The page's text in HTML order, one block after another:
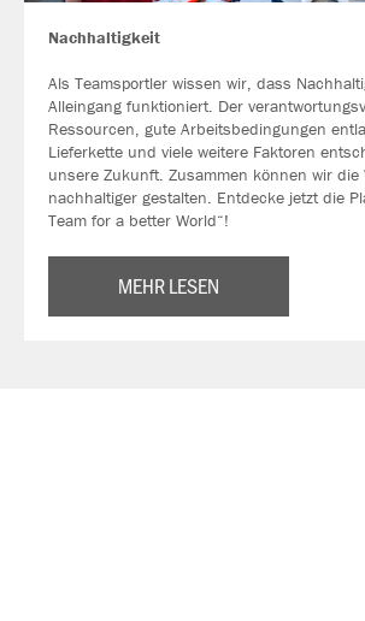
Nachhaltigkeit
Als Teamsportler wissen wir, dass
Alleingang funktioniert. Der
Ressourcen, gute Arbeitsbedingungen
Lieferkette und viele weitere Faktoren
unsere Zukunft. Zusammen können wir die
nachhaltiger gestalten. Entdecke jetzt die
Team for a better World“!
MEHR LESEN